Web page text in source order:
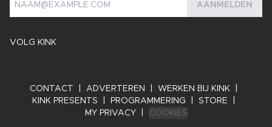
VOLG KINK
AANMELDEN
CONTACT ADVERTEREN WERKEN BIJ KINK
KINK PRESENTS
PROGRAMMERING STORE
MY PRIVACY
COOKIES